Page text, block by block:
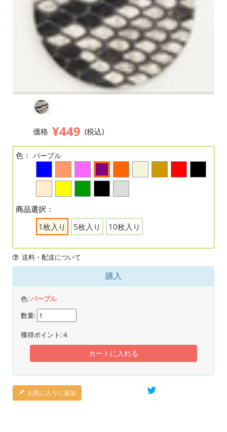
価格 ¥449 (税込)
色： パープル
商品選択：
1枚入り
5枚入り 10枚入り
送料・配送について
購入
色:パープル
数量:
獲得ポイント:4
カートに入れる
お気に入りに追加